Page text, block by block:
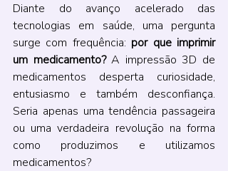
Diante do avanço acelerado das
tecnologias em saúde, uma pergunta
surge com frequência: por que imprimir
um medicamento? A impressão 3D de
medicamentos desperta curiosidade,
entusiasmo e também desconfiança.
Seria apenas uma tendência passageira
ou uma verdadeira revolução na forma
como produzimos e utilizamos
medicamentos?